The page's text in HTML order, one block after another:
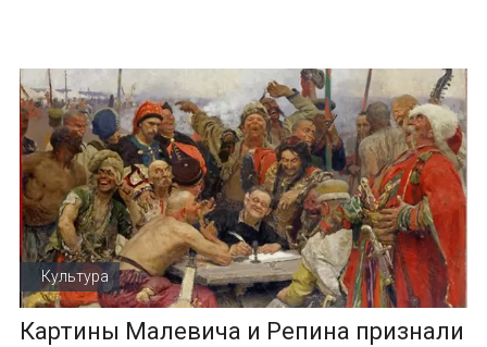
Культура
Картины Малевича и Репина признали